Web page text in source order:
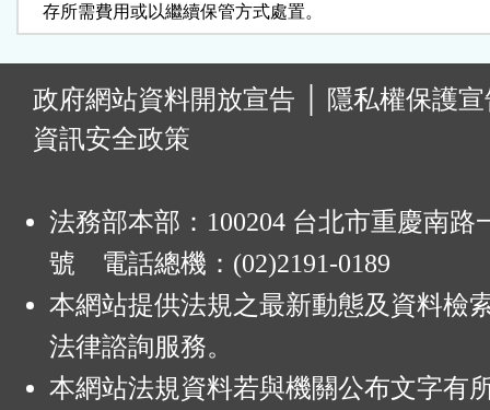
    存所需費用或以繼續保管方式處置。
政府網站資料開放宣告
隱私權保護
資訊安全政策
法務部本部：100204 台北市重慶南路
號 電話總機：(02)2191-0189
本網站提供法規之最新動態及資料檢
法律諮詢服務。
本網站法規資料若與機關公布文字有